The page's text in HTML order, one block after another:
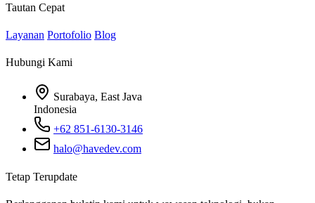
Tautan Cepat
Layanan Portofolio Blog
Hubungi Kami
Surabaya, East Java
Indonesia
+62 851-6130-3146
halo@havedev.com
Tetap Terupdate